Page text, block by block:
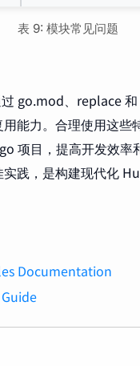
表 9: 模块常见问题
go.mod、replace
能力。合理使用这些
项目，提高开发效率
践，是构建现代化
Documentation